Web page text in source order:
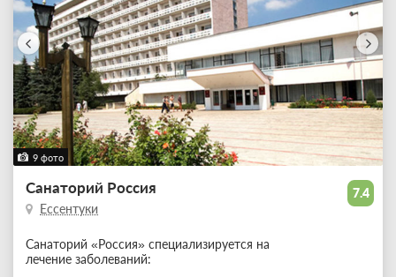
9 фото
7.4
Санаторий Россия
Ессентуки
Санаторий «Россия» специализируется на
лечение заболеваний: